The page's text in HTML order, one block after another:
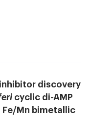
discovery
cyclic di-AMP
Mn bimetallic